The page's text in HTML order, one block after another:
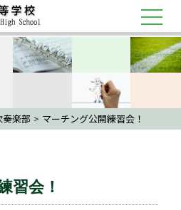
奏楽部 > マーチング公開練習会！
習会！